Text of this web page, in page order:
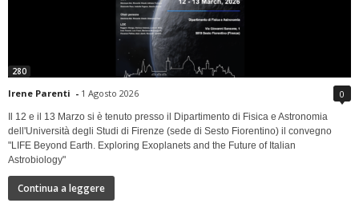
280
Irene Parenti - 1 Agosto 2026 0
Il 12 e il 13 Marzo si è tenuto presso il Dipartimento di Fisica e Astronomia
dell'Università degli Studi di Firenze (sede di Sesto Fiorentino) il convegno
"LIFE Beyond Earth. Exploring Exoplanets and the Future of Italian
Astrobiology"
Continua a leggere